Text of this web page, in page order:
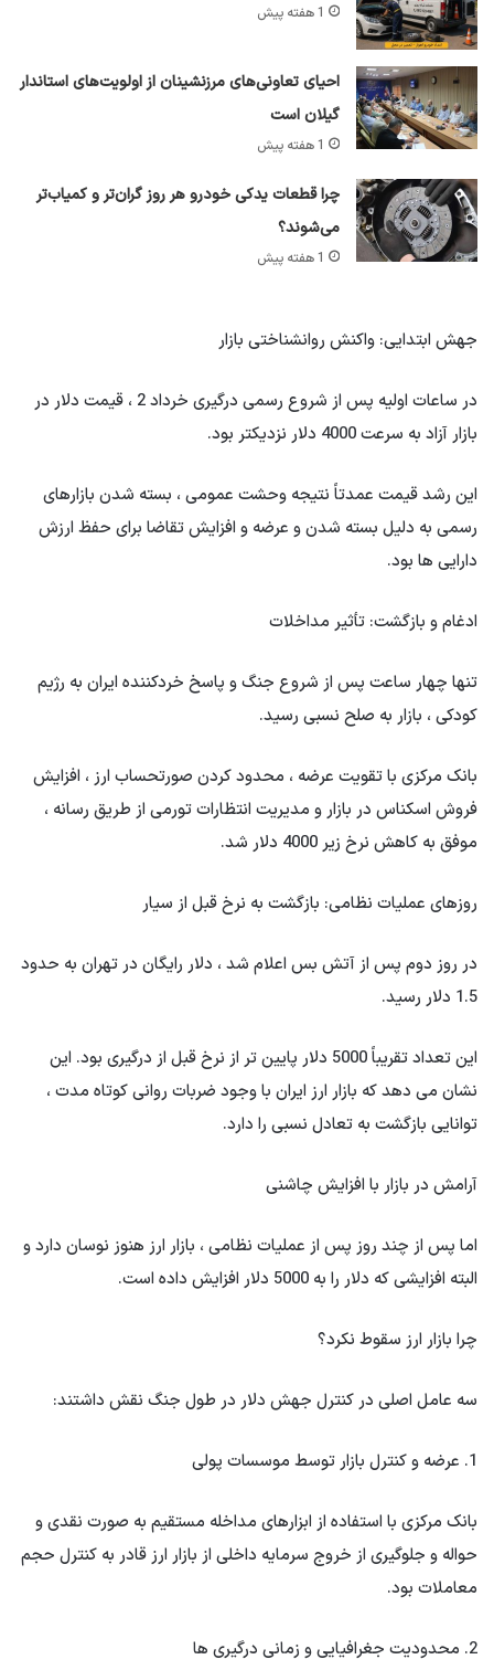
1 هفته پیش
احیای تعاونی‌های مرزنشینان از اولویت‌های استاندار
گیلان است
1 هفته پیش
چرا قطعات یدکی خودرو هر روز گران‌تر و کمیاب‌تر
می‌شوند؟
1 هفته پیش
جهش ابتدایی: واکنش روانشناختی بازار
در ساعات اولیه پس از شروع رسمی درگیری خرداد 2 ، قیمت دلار در
بازار آزاد به سرعت 4000 دلار نزدیکتر بود.
این رشد قیمت عمدتاً نتیجه وحشت عمومی ، بسته شدن بازارهای
رسمی به دلیل بسته شدن و عرضه و افزایش تقاضا برای حفظ ارزش
دارایی ها بود.
ادغام و بازگشت: تأثیر مداخلات
تنها چهار ساعت پس از شروع جنگ و پاسخ خردکننده ایران به رژیم
کودکی ، بازار به صلح نسبی رسید.
بانک مرکزی با تقویت عرضه ، محدود کردن صورتحساب ارز ، افزایش
فروش اسکناس در بازار و مدیریت انتظارات تورمی از طریق رسانه ،
موفق به کاهش نرخ زیر 4000 دلار شد.
روزهای عملیات نظامی: بازگشت به نرخ قبل از سیار
در روز دوم پس از آتش بس اعلام شد ، دلار رایگان در تهران به حدود
1.5 دلار رسید.
این تعداد تقریباً 5000 دلار پایین تر از نرخ قبل از درگیری بود. این
نشان می دهد که بازار ارز ایران با وجود ضربات روانی کوتاه مدت ،
توانایی بازگشت به تعادل نسبی را دارد.
آرامش در بازار با افزایش چاشنی
اما پس از چند روز پس از عملیات نظامی ، بازار ارز هنوز نوسان دارد و
البته افزایشی که دلار را به 5000 دلار افزایش داده است.
چرا بازار ارز سقوط نکرد؟
سه عامل اصلی در کنترل جهش دلار در طول جنگ نقش داشتند:
1. عرضه و کنترل بازار توسط موسسات پولی
بانک مرکزی با استفاده از ابزارهای مداخله مستقیم به صورت نقدی و
حواله و جلوگیری از خروج سرمایه داخلی از بازار ارز قادر به کنترل حجم
معاملات بود.
2. محدودیت جغرافیایی و زمانی درگیری ها